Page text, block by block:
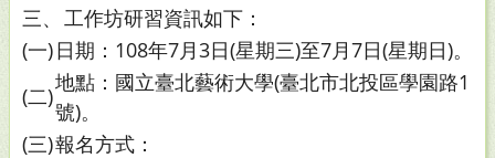
三、 工作坊研習資訊如下：
(一)日期：108年7月3日(星期三)至7月7日(星期日)。
(二)
地點：國立臺北藝術大學(臺北市北投區學園路1
號)。
(三)報名方式：